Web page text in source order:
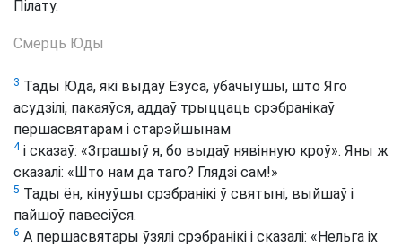
Пілату.
Смерць Юды
3 Тады Юда, які выдаў Езуса, убачыўшы, што Яго
асудзілі, пакаяўся, аддаў трыццаць срэбранікаў
першасвятарам і старэйшынам
4і сказаў: «Зграшыў я, бо выдаў нявінную кроў». Яны ж
сказалі: «Што нам да таго? Глядзі сам!»
5 Тады ён, кінуўшы срэбранікі ў святыні, выйшаў і
пайшоў павесіўся.
6 А першасвятары ўзялі срэбранікі і сказалі: «Нельга іх